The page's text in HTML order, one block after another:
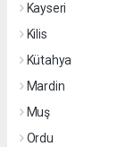
Kayseri
Kilis
Kütahya
Mardin
Muş
Ordu